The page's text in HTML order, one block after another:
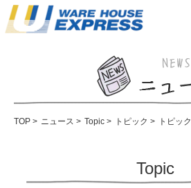
TOP > ニュース > Topic > トピック > トピック
Topic